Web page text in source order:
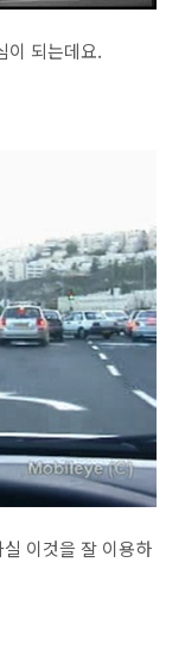
이 되는데요.
이것을 잘 이용하